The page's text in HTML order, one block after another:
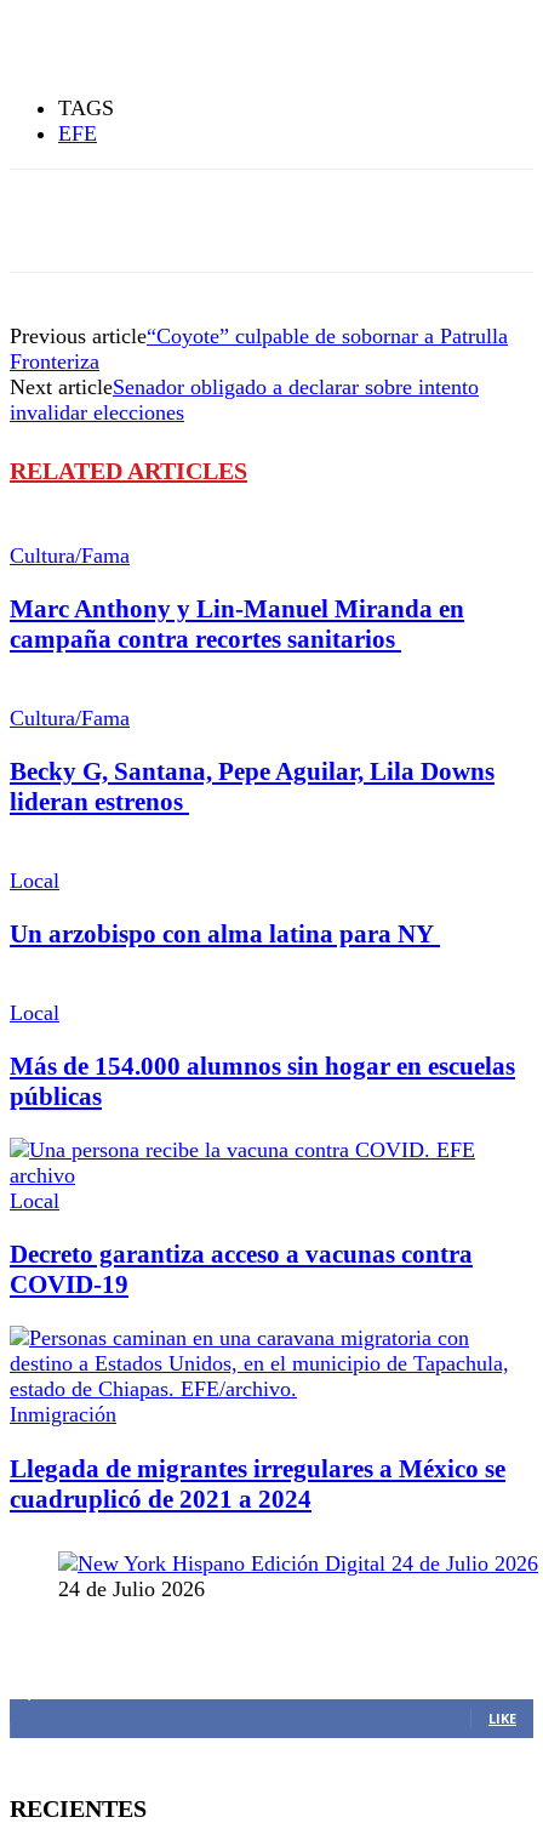
TAGS
EFE
Previous article“Coyote” culpable de sobornar a Patrulla
Fronteriza
Next articleSenador obligado a declarar sobre intento
invalidar elecciones
RELATED ARTICLES
Cultura/Fama
Marc Anthony y Lin-Manuel Miranda en
campaña contra recortes sanitarios
Cultura/Fama
Becky G, Santana, Pepe Aguilar, Lila Downs
lideran estrenos
Local
Un arzobispo con alma latina para NY
Local
Más de 154.000 alumnos sin hogar en escuelas
públicas
Local
Decreto garantiza acceso a vacunas contra
COVID-19
Inmigración
Llegada de migrantes irregulares a México se
cuadruplicó de 2021 a 2024
24 de Julio 2026
LIKE
RECIENTES